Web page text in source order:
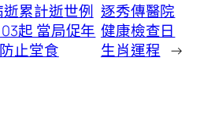
累計逝世例
起 當局促年
止堂食
逐秀傳醫院
健康檢查日
生肖運程 →